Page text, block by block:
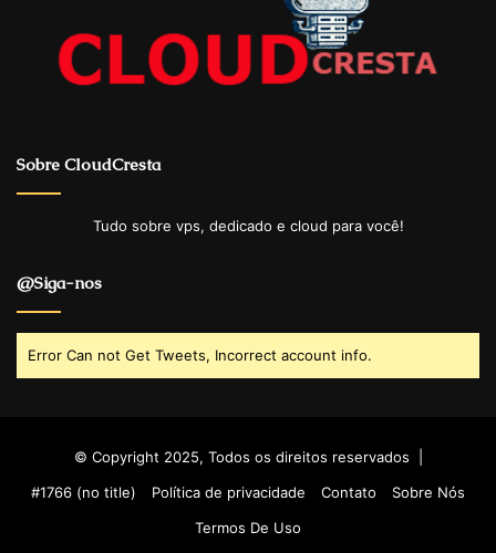
Sobre CloudCresta
Tudo sobre vps, dedicado e cloud para você!
@Siga-nos
Error Can not Get Tweets, Incorrect account info.
© Copyright 2025, Todos os direitos reservados |
#1766 (no title)
Política de privacidade Contato
Sobre Nós
Termos De Uso